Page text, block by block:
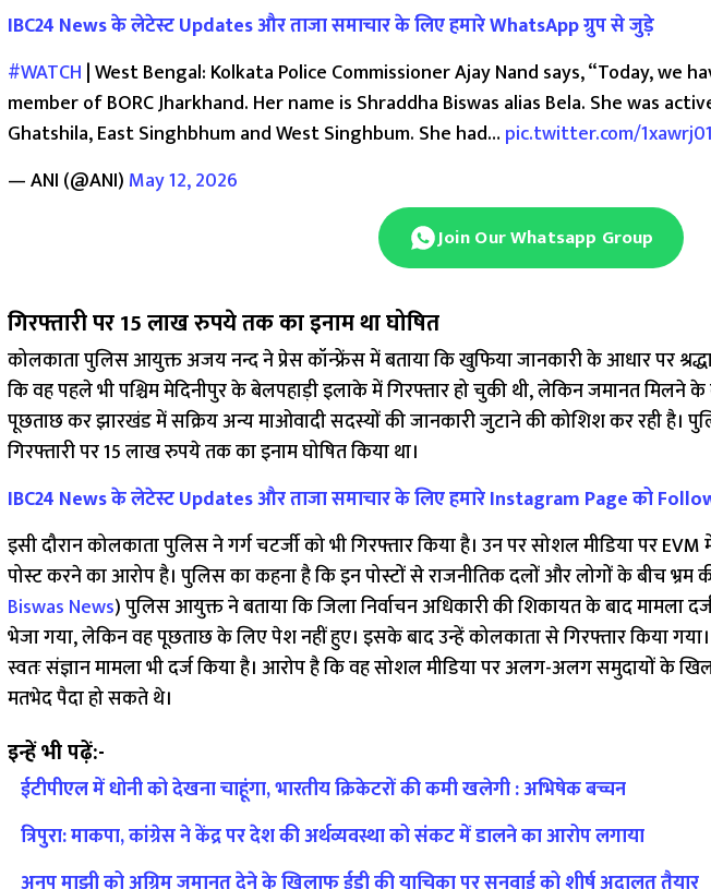
IBC24 News के लेटेस्ट Updates और ताजा समाचार के लिए हमारे WhatsApp ग्रुप से जुड़े
#WATCH | West Bengal: Kolkata Police Commissioner Ajay Nand says, “Today,
member of BORC Jharkhand. Her name is Shraddha Biswas alias Bela. She was
Ghatshila, East Singhbhum and West Singhbum. She had… pic.twitter.com/
— ANI (@ANI) May 12, 2026
Join Our Whatsapp Group
गिरफ्तारी पर 15 लाख रुपये तक का इनाम था घोषित
कोलकाता पुलिस आयुक्त अजय नन्द ने प्रेस कॉन्फ्रेंस में बताया कि खुफिया जानकारी के आधार पर श्रद्धा
कि वह पहले भी पश्चिम मेदिनीपुर के बेलपहाड़ी इलाके में गिरफ्तार हो चुकी थी, लेकिन जमानत मिलने
पूछताछ कर झारखंड में सक्रिय अन्य माओवादी सदस्यों की जानकारी जुटाने की कोशिश कर रही है।
गिरफ्तारी पर 15 लाख रुपये तक का इनाम घोषित किया था।
IBC24 News के लेटेस्ट Updates और ताजा समाचार के लिए हमारे Instagram Page को
इसी दौरान कोलकाता पुलिस ने गर्ग चटर्जी को भी गिरफ्तार किया है। उन पर सोशल मीडिया पर
पोस्ट करने का आरोप है। पुलिस का कहना है कि इन पोस्टों से राजनीतिक दलों और लोगों के बीच भ्रम
Biswas News) पुलिस आयुक्त ने बताया कि जिला निर्वाचन अधिकारी की शिकायत के बाद मामला दर्ज
भेजा गया, लेकिन वह पूछताछ के लिए पेश नहीं हुए। इसके बाद उन्हें कोलकाता से गिरफ्तार किया
स्वतः संज्ञान मामला भी दर्ज किया है। आरोप है कि वह सोशल मीडिया पर अलग-अलग समुदायों के
मतभेद पैदा हो सकते थे।
इन्हें भी पढ़ें:-
ईटीपीएल में धोनी को देखना चाहूंगा, भारतीय क्रिकेटरों की कमी खलेगी : अभिषेक बच्चन
त्रिपुरा: माकपा, कांग्रेस ने केंद्र पर देश की अर्थव्यवस्था को संकट में डालने का आरोप लगाया